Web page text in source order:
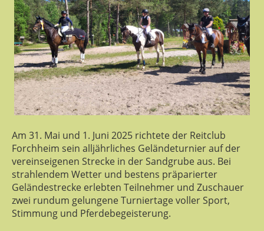
Am 31. Mai und 1. Juni 2025 richtete der Reitclub
Forchheim sein alljährliches Geländeturnier auf der
vereinseigenen Strecke in der Sandgrube aus. Bei
strahlendem Wetter und bestens präparierter
Geländestrecke erlebten Teilnehmer und Zuschauer
zwei rundum gelungene Turniertage voller Sport,
Stimmung und Pferdebegeisterung.